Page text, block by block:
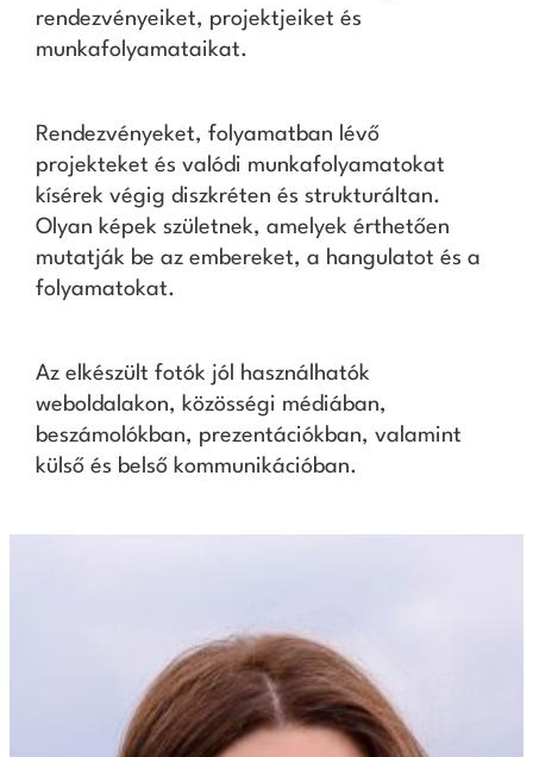
rendezvényeiket, projektjeiket és
munkafolyamataikat.
Rendezvényeket, folyamatban lévő
projekteket és valódi munkafolyamatokat
kísérek végig diszkréten és strukturáltan.
Olyan képek születnek, amelyek érthetően
mutatják be az embereket, a hangulatot és a
folyamatokat.
Az elkészült fotók jól használhatók
weboldalakon, közösségi médiában,
beszámolókban, prezentációkban, valamint
külső és belső kommunikációban.